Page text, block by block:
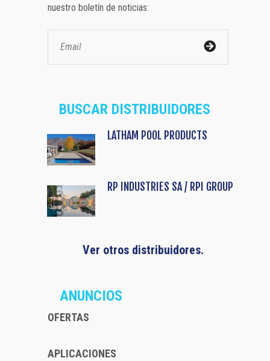
nuestro boletín de noticias:
BUSCAR DISTRIBUIDORES
LATHAM POOL PRODUCTS
RP INDUSTRIES SA / RPI GROUP
Ver otros distribuidores.
ANUNCIOS
OFERTAS
APLICACIONES